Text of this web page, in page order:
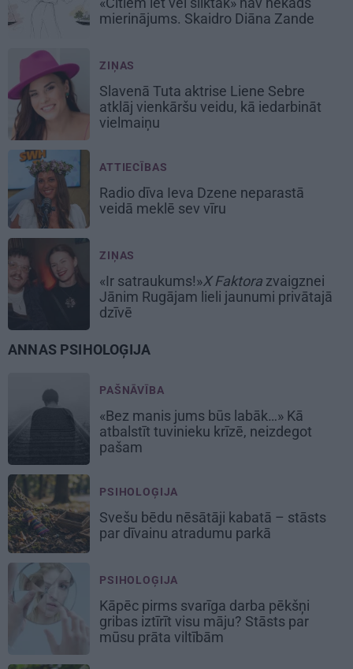
mierinājums. Skaidro Diāna Zande
ZIŅAS
Slavenā Tuta aktrise Liene Sebre
atklāj vienkāršu veidu, kā iedarbināt
vielmaiņu
ATTIECĪBAS
Radio dīva Ieva Dzene neparastā
veidā meklē sev vīru
ZIŅAS
«Ir satraukums!»X Faktora zvaigznei
Jānim Rugājam lieli jaunumi privātajā
dzīvē
ANNAS PSIHOLOĢIJA
PAŠNĀVĪBA
«Bez manis jums būs labāk…» Kā
atbalstīt tuvinieku krīzē, neizdegot
pašam
PSIHOLOĢIJA
Svešu bēdu nēsātāji kabatā – stāsts
par dīvainu atradumu parkā
PSIHOLOĢIJA
Kāpēc pirms svarīga darba pēkšņi
gribas iztīrīt visu māju? Stāsts par
mūsu prāta viltībām